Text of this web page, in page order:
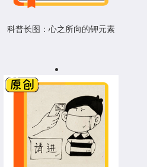
科普长图：心之所向的钾元素